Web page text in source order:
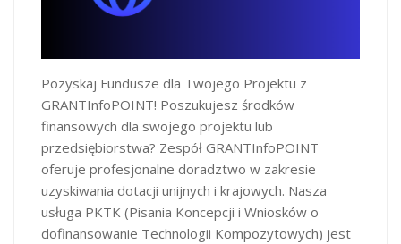
Pozyskaj Fundusze dla Twojego Projektu z
GRANTInfoPOINT! Poszukujesz środków
finansowych dla swojego projektu lub
przedsiębiorstwa? Zespół GRANTInfoPOINT
oferuje profesjonalne doradztwo w zakresie
uzyskiwania dotacji unijnych i krajowych. Nasza
usługa PKTK (Pisania Koncepcji i Wniosków o
dofinansowanie Technologii Kompozytowych) jest